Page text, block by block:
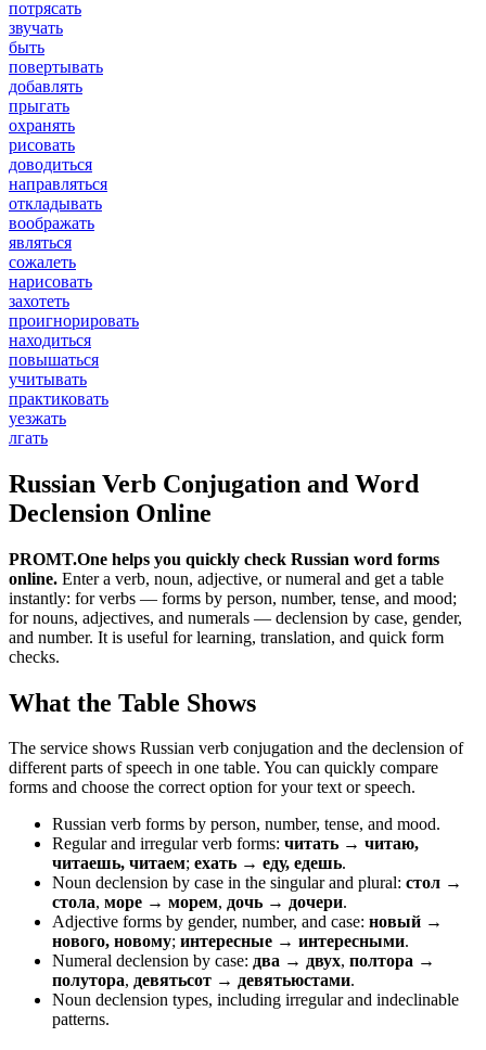
потрясать
звучать
быть
повертывать
добавлять
прыгать
охранять
рисовать
доводиться
направляться
откладывать
воображать
являться
сожалеть
нарисовать
захотеть
проигнорировать
находиться
повышаться
учитывать
практиковать
уезжать
лгать
Russian Verb Conjugation and Word
Declension Online
PROMT.One helps you quickly check Russian word forms
online. Enter a verb, noun, adjective, or numeral and get a table
instantly: for verbs — forms by person, number, tense, and mood;
for nouns, adjectives, and numerals — declension by case, gender,
and number. It is useful for learning, translation, and quick form
checks.
What the Table Shows
The service shows Russian verb conjugation and the declension of
different parts of speech in one table. You can quickly compare
forms and choose the correct option for your text or speech.
Russian verb forms by person, number, tense, and mood.
Regular and irregular verb forms: читать → читаю,
читаешь, читаем; ехать → еду, едешь.
Noun declension by case in the singular and plural: стол →
стола, море → морем, дочь → дочери.
Adjective forms by gender, number, and case: новый →
нового, новому; интересные → интересными.
Numeral declension by case: два → двух, полтора →
полутора, девятьсот → девятьюстами.
Noun declension types, including irregular and indeclinable
patterns.